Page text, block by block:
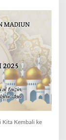
Kita Kembali ke